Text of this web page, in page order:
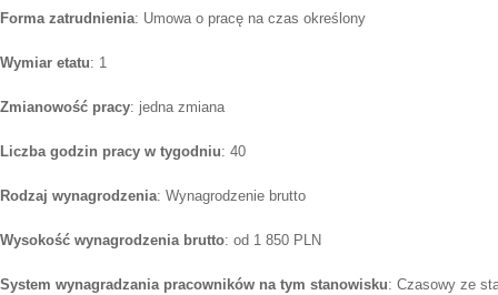
Forma zatrudnienia: Umowa o pracę na czas określony
Wymiar etatu: 1
Zmianowość pracy: jedna zmiana
Liczba godzin pracy w tygodniu: 40
Rodzaj wynagrodzenia: Wynagrodzenie brutto
Wysokość wynagrodzenia brutto: od 1 850 PLN
System wynagradzania pracowników na tym stanowisku: Czasowy ze